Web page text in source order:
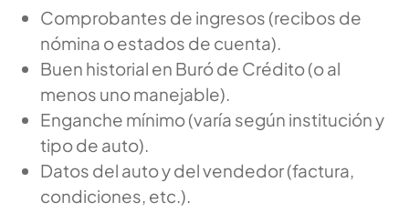
Comprobantes de ingresos (recibos de
nómina o estados de cuenta).
Buen historial en Buró de Crédito (o al
menos uno manejable).
Enganche mínimo (varía según institución y
tipo de auto).
Datos del auto y del vendedor (factura,
condiciones, etc.).